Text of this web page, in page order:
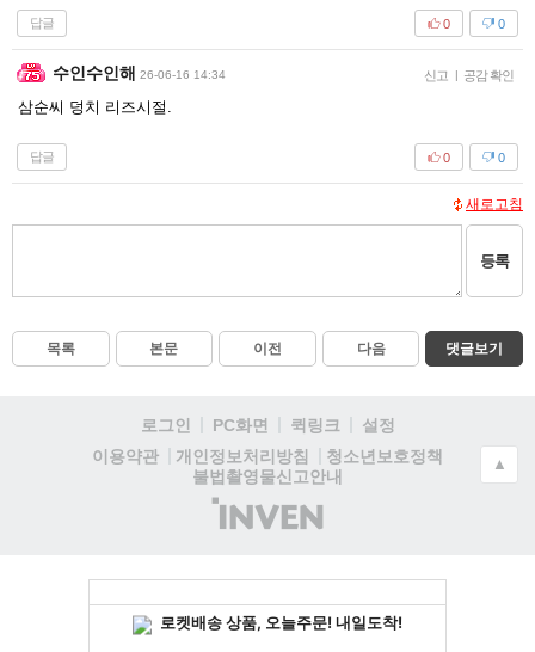
답글 0
0
수인수인해 26-06-16 14:34 신고 | 공감 확인
삼순씨 덩치 리즈시절.
답글 0
0
새로고침
등록
목록 본문 이전 다음 댓글보기
로그인 PC화면 퀵링크
설정
이용약관
개인정보처리방침
청소년보호정책
불법촬영물신고안내
(주)
인
▲